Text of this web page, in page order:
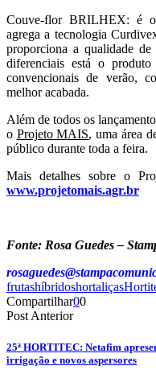
Couve-flor BRILHEX: é
agrega a tecnologia
proporciona a qualidade
diferenciais está o
convencionais de verão,
melhor acabada.
Além de todos os
o Projeto MAIS, uma área
público durante toda a feira.
Mais detalhes sobre o
www.projetomais.agr.br
Fonte: Rosa Guedes –
frutashíbridoshortaliças
Compartilhar00
Post Anterior
25ª HORTITEC: Netafim
irrigação e novos aspersores